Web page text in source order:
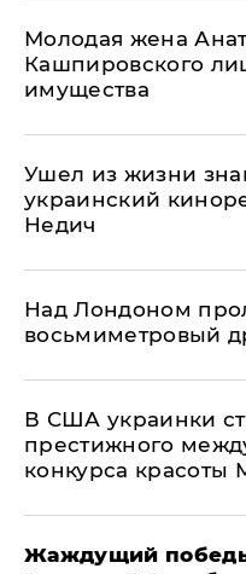
Молодая жена
Кашпировского
имущества
Ушел из жизни
украинский
Недич
Над Лондоном
восьмиметровый
В США украинки
престижного
конкурса красоты
Жаждущий